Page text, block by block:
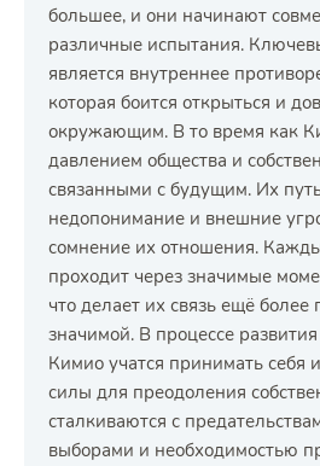
большее, и они начинают
различные испытания.
является внутреннее
которая боится открыться и
окружающим. В то время как
давлением общества и
связанными с будущим. Их
недопонимание и внешние
сомнение их отношения.
проходит через значимые
что делает их связь ещё более
значимой. В процессе
Кимио учатся принимать себя
силы для преодоления
сталкиваются с
выборами и необходимостью